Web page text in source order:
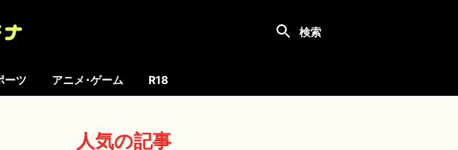
ーツ アニメ･ゲーム R18
人気の記事